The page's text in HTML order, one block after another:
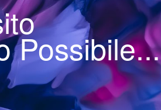
Possibile...